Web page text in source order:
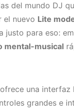
del mundo DJ
el nuevo Lite
justo para eso:
mental-musical
una
grandes e